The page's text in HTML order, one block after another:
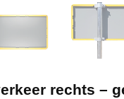
rechts –